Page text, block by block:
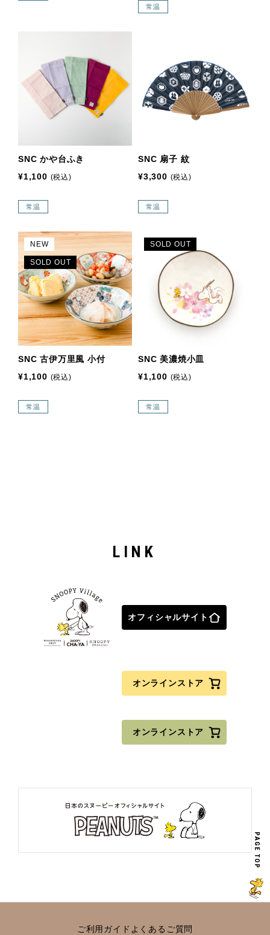
常温
SNC かや台ふき
¥1,100 (税込)
常温
SNC 扇子 紋
¥3,300 (税込)
常温
NEW
SOLD OUT
SNC 古伊万里風 小付
¥1,100 (税込)
常温
SOLD OUT
SNC 美濃焼小皿
¥1,100 (税込)
常温
LINK
オフィシャルサイト
オンラインストア
オンラインストア
PAGE TOP
ご利用ガイド よくあるご質問